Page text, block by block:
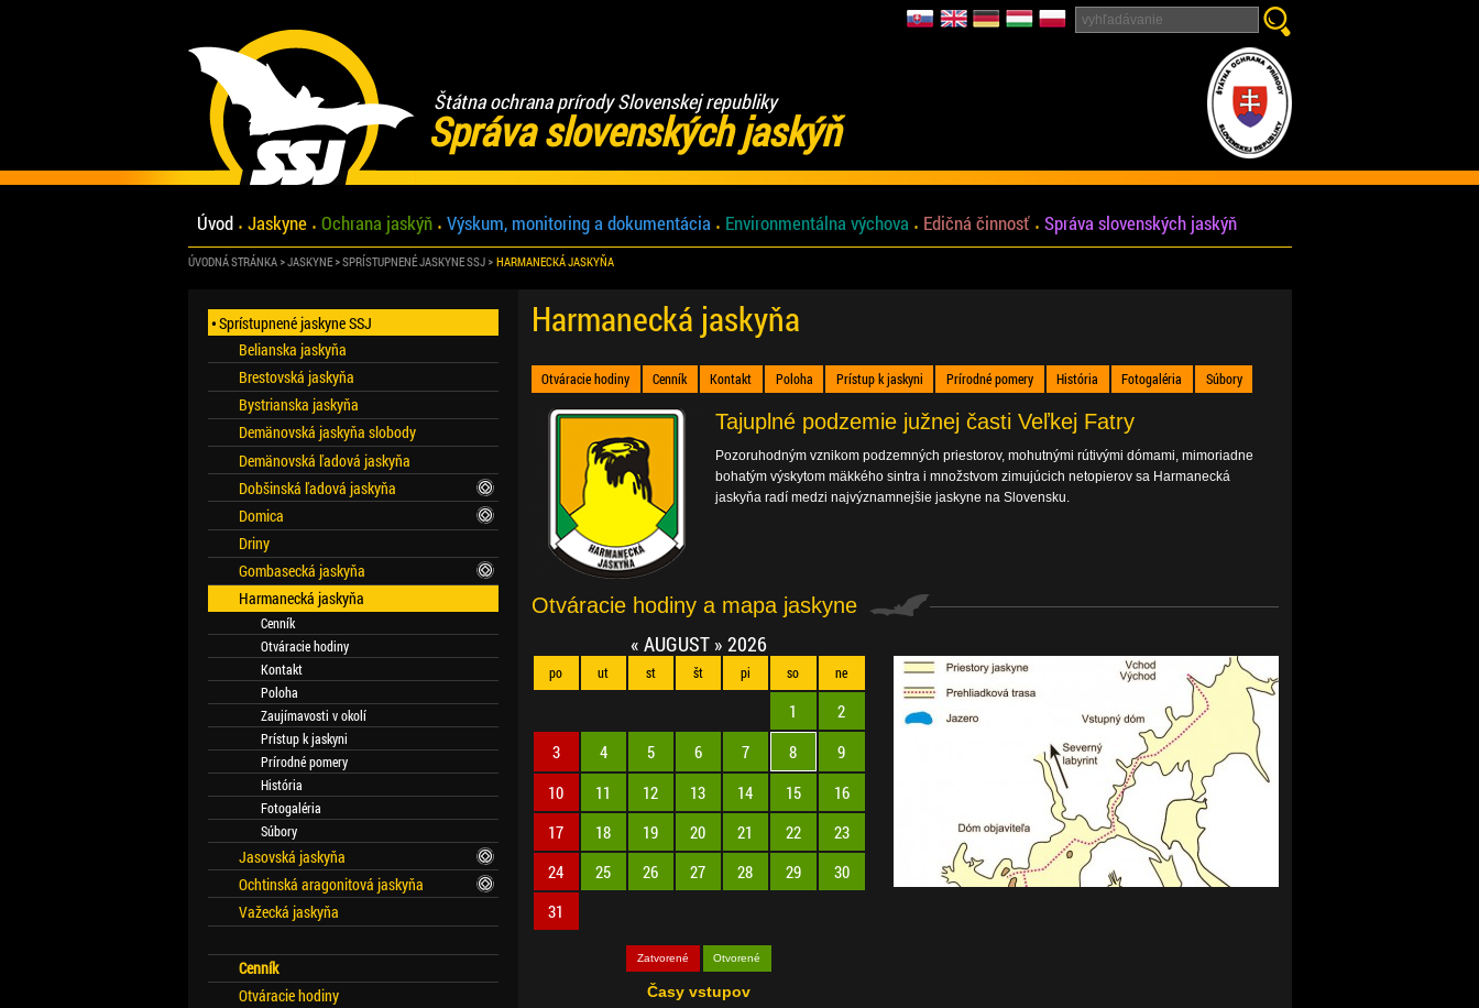
Štátna ochrana prírody Slovenskej republiky
Správa slovenských jaskýň
Úvod Jaskyne Ochrana jaskýň Výskum, monitoring a dokumentácia Environmentálna výchova Edičná činnosť Správa slovenských jaskýň
ÚVODNÁ STRÁNKA JASKYNE SPRÍSTUPNENÉ JASKYNE SSJ HARMANECKÁ JASKYŇA
Harmanecká jaskyňa
Otváracie hodiny Cenník Kontakt Poloha Prístup k jaskyni Prírodné pomery História Fotogaléria Súbory
Tajuplné podzemie južnej časti Veľkej Fatry
Pozoruhodným vznikom podzemných priestorov, mohutnými rútivými dómami, mimoriadne
bohatým výskytom mäkkého sintra i množstvom zimujúcich netopierov sa Harmanecká
jaskyňa radí medzi najvýznamnejšie jaskyne na Slovensku.
Otváracie hodiny a mapa jaskyne
« AUGUST » 2026
po ut st št pi so ne
1
2
3
4 5 6 7 8
9
10
11 12 13 14 15
16
17
18 19 20 21 22
23
24
25 26 27 28 29
30
31
Zatvorené Otvorené
Časy vstupov
Sprístupnené jaskyne SSJ
Belianska jaskyňa
Brestovská jaskyňa
Bystrianska jaskyňa
Demänovská jaskyňa slobody
Demänovská ľadová jaskyňa
Dobšinská ľadová jaskyňa
Domica
Driny
Gombasecká jaskyňa
Harmanecká jaskyňa
Cenník
Otváracie hodiny
Kontakt
Poloha
Zaujímavosti v okolí
Prístup k jaskyni
Prírodné pomery
História
Fotogaléria
Súbory
Jasovská jaskyňa
Ochtinská aragonitová jaskyňa
Važecká jaskyňa
Cenník
Otváracie hodiny